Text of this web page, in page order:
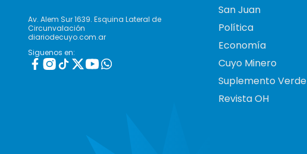
Av. Alem Sur 1639. Esquina Lateral de
Circunvalación
diariodecuyo.com.ar
Siguenos en:
San Juan
Política
Economía
Cuyo Minero
Suplemento Verde
Revista OH